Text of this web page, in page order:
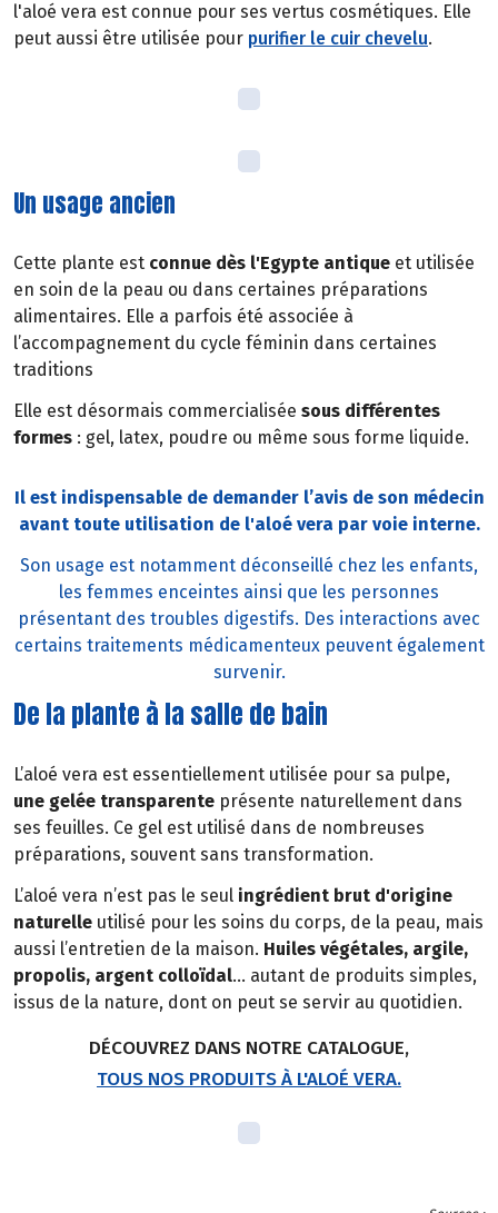
l'aloé vera est connue pour ses vertus cosmétiques. Elle
peut aussi être utilisée pour purifier le cuir chevelu.
Un usage ancien
Cette plante est connue dès l'Egypte antique et utilisée
en soin de la peau ou dans certaines préparations
alimentaires. Elle a parfois été associée à
l’accompagnement du cycle féminin dans certaines
traditions
Elle est désormais commercialisée sous différentes
formes : gel, latex, poudre ou même sous forme liquide.
Il est indispensable de demander l’avis de son médecin
avant toute utilisation de l'aloé vera par voie interne.
Son usage est notamment déconseillé chez les enfants,
les femmes enceintes ainsi que les personnes
présentant des troubles digestifs. Des interactions avec
certains traitements médicamenteux peuvent également
survenir.
De la plante à la salle de bain
L’aloé vera est essentiellement utilisée pour sa pulpe,
une gelée transparente présente naturellement dans
ses feuilles. Ce gel est utilisé dans de nombreuses
préparations, souvent sans transformation.
L’aloé vera n’est pas le seul ingrédient brut d'origine
naturelle utilisé pour les soins du corps, de la peau, mais
aussi l’entretien de la maison. Huiles végétales, argile,
propolis, argent colloïdal… autant de produits simples,
issus de la nature, dont on peut se servir au quotidien.
DÉCOUVREZ DANS NOTRE CATALOGUE,
TOUS NOS PRODUITS À L'ALOÉ VERA.